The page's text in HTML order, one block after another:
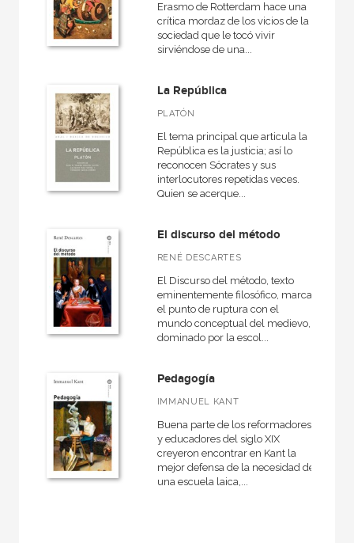
Erasmo de Rotterdam hace una
crítica mordaz de los vicios de la
sociedad que le tocó vivir
sirviéndose de una...
La República
PLATÓN
El tema principal que articula la
República es la justicia; así lo
reconocen Sócrates y sus
interlocutores repetidas veces.
Quien se acerque...
El discurso del método
RENÉ DESCARTES
El Discurso del método, texto
eminentemente filosófico, marca
el punto de ruptura con el
mundo conceptual del medievo,
dominado por la escol...
Pedagogía
IMMANUEL KANT
Buena parte de los reformadores
y educadores del siglo XIX
creyeron encontrar en Kant la
mejor defensa de la necesidad de
una escuela laica,...